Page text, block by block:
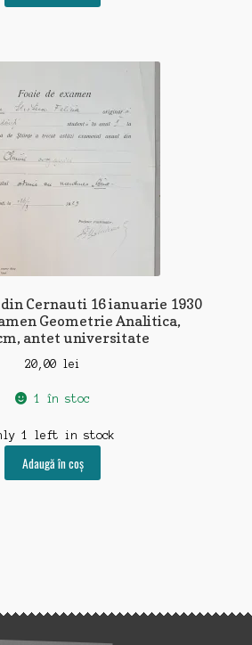
Cernauti 16 ianuarie 1930
Geometrie Analitica,
antet universitate
20,00 lei
1 în stoc
1 left in stock
Adaugă în coș